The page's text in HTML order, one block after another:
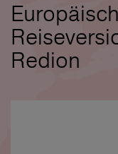
Redion